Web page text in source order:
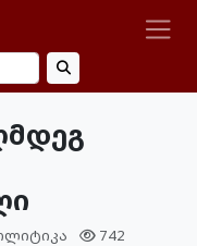
742